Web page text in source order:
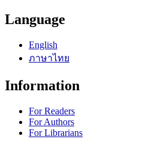
Language
English
ภาษาไทย
Information
For Readers
For Authors
For Librarians